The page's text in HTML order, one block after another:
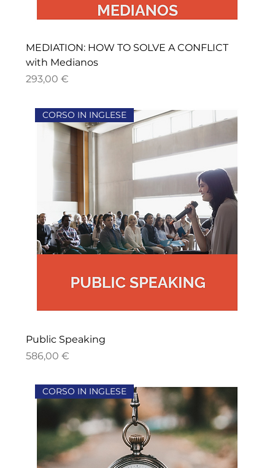
MEDIATION: HOW TO SOLVE A CONFLICT
with Medianos
Precio
293,00 €
CORSO IN INGLESE
Public Speaking
Precio
586,00 €
CORSO IN INGLESE